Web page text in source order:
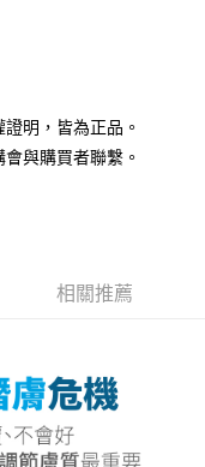
明，皆為正品。
與購買者聯繫。
相關推薦